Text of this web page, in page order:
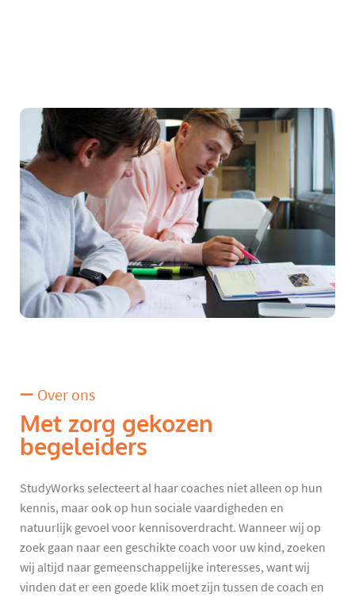
Over ons
Met zorg gekozen
begeleiders
StudyWorks selecteert al haar coaches niet alleen op hun
kennis, maar ook op hun sociale vaardigheden en
natuurlijk gevoel voor kennisoverdracht. Wanneer wij op
zoek gaan naar een geschikte coach voor uw kind, zoeken
wij altijd naar gemeenschappelijke interesses, want wij
vinden dat er een goede klik moet zijn tussen de coach en